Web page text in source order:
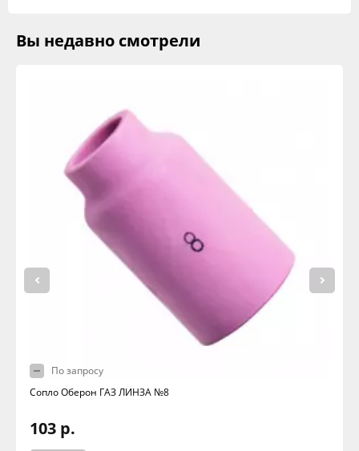
Вы недавно смотрели
По запросу
Сопло Оберон ГАЗ ЛИНЗА №8
103 р.